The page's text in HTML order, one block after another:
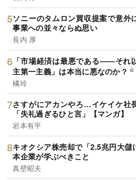
ソニーのタムロン買収提案で意外
事業への並々ならぬ思い
長内 厚
「市場経済は最悪である――それ
主第一主義」は本当に悪なのか？
橘玲
さすがにアカンやろ…イケイケ社
「失礼過ぎるひと言」【マンガ】
岩本有平
キオクシア株売却で「2.5兆円大儲
本企業が学ぶべきこと
真壁昭夫